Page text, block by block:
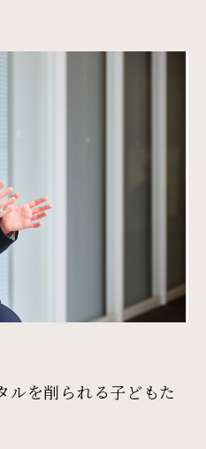
ルを削られる子どもた